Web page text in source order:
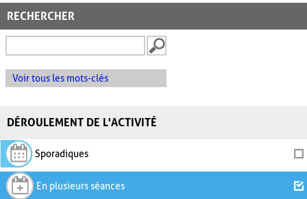
RECHERCHER
Voir tous les mots-clés
DÉROULEMENT DE L'ACTIVITÉ
Sporadiques
En plusieurs séances